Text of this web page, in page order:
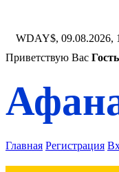
WDAY$, 09.08.2026,
Приветствую Вас Гость
Главная Регистрация